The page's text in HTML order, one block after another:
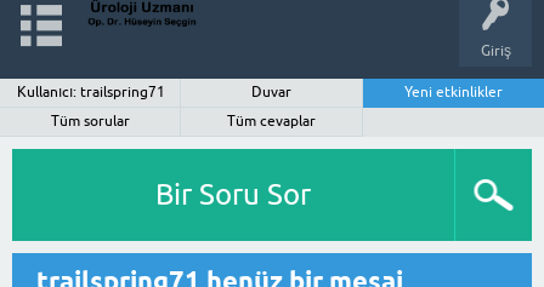
Giriş
Kullanıcı: trailspring71 Duvar
Yeni etkinlikler
Tüm sorular
Tüm cevaplar
Bir Soru Sor